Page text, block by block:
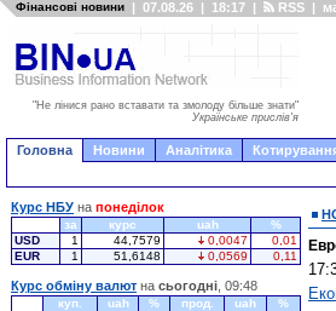
Фінансові новини | 07.08.26 | 18:17 | RSS |
"Не лінися рано вставати та змолоду більше знати"
Українське прислів'я
Головна Новини Аналітика
Курс НБУ на понеділок
за курс uah
%
USD
1 44,7579 0,0047
0,01
EUR
1 51,6148 0,0569 0,11
Курс обміну валют на сьогодні , 09:48
куп. uah % прод. uah
%